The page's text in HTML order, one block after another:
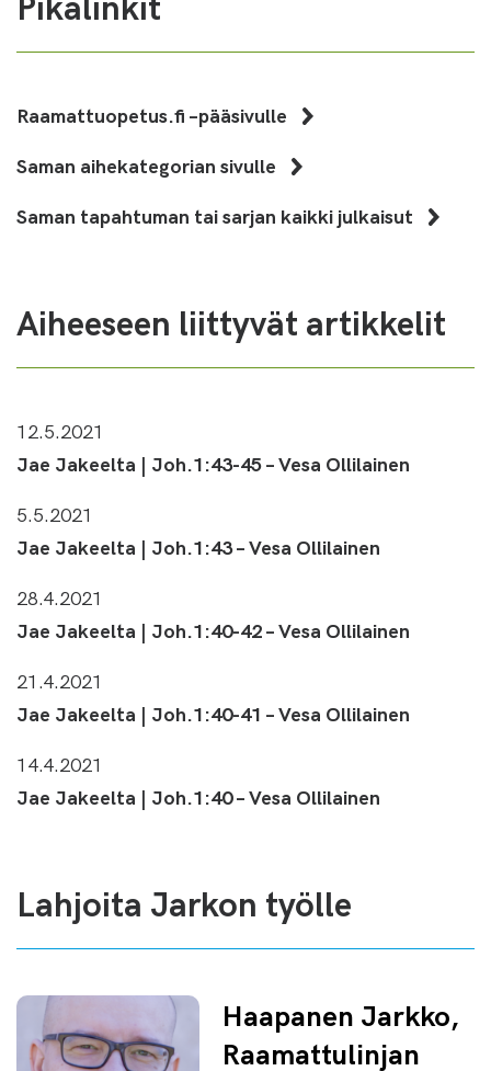
Raamattuopetus.fi –pääsivulle
Saman aihekategorian sivulle
Saman tapahtuman tai sarjan kaikki julkaisut
Aiheeseen liittyvät artikkelit
12.5.2021
Jae Jakeelta | Joh.1:43-45 – Vesa Ollilainen
5.5.2021
Jae Jakeelta | Joh.1:43 – Vesa Ollilainen
28.4.2021
Jae Jakeelta | Joh.1:40-42 – Vesa Ollilainen
21.4.2021
Jae Jakeelta | Joh.1:40-41 – Vesa Ollilainen
14.4.2021
Jae Jakeelta | Joh.1:40 – Vesa Ollilainen
Lahjoita Jarkon työlle
Haapanen Jarkko,
Raamattulinjan